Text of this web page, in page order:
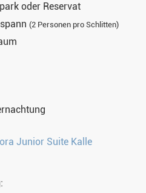
oder Reservat
(2 Personen pro Schlitten)
Junior Suite Kalle